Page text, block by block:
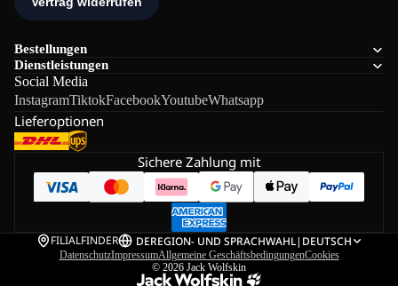
Bestellungen
Dienstleistungen
Social Media
InstagramTiktokFacebookYoutubeWhatsapp
Lieferoptionen
Sichere Zahlung mit
FILIALFINDER DEREGION- UND SPRACHWAHL| DEUTSCH
DatenschutzImpressumAllgemeine GeschäftsbedingungenCookies
© 2026 Jack Wolfskin